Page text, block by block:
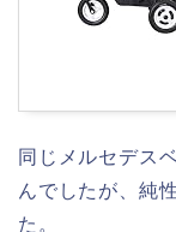
同じメルセデス
んでしたが、純
た。